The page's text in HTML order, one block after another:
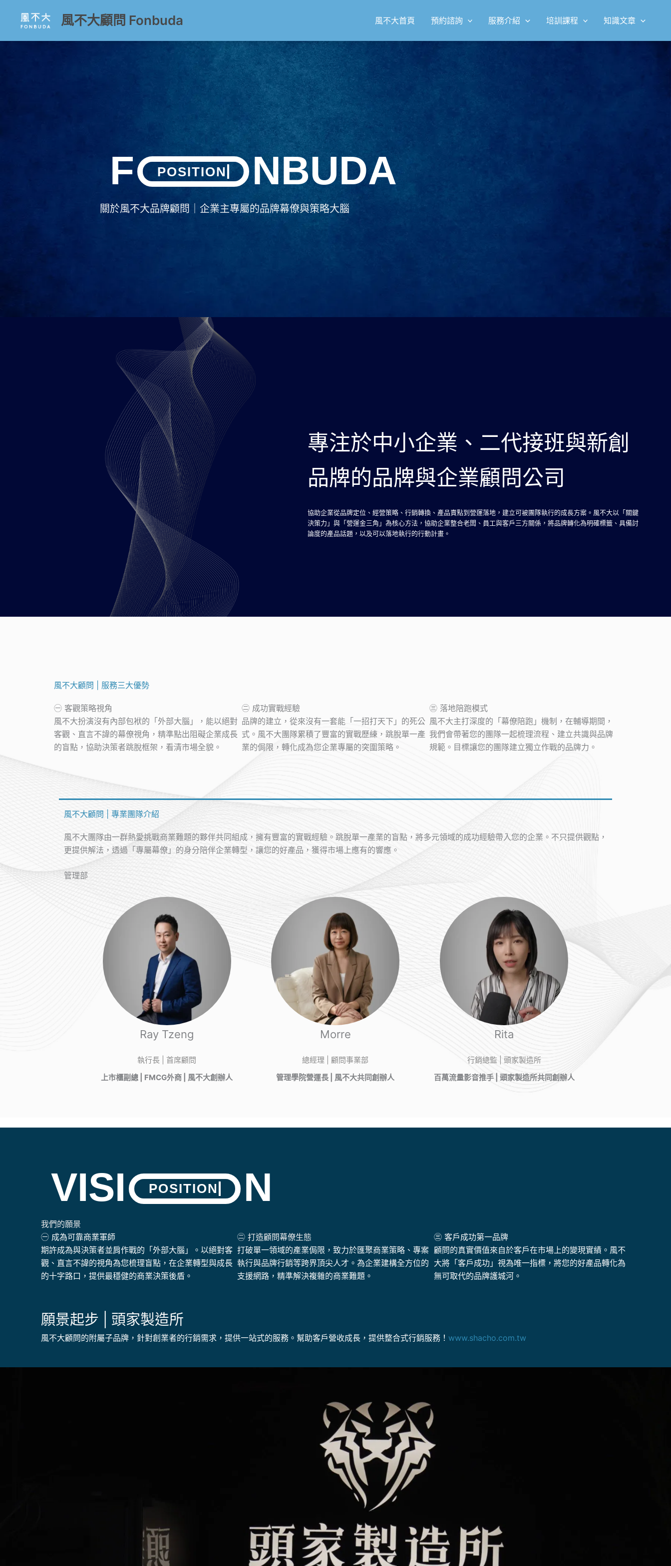
風不大顧問 Fonbuda 風不大首頁 預約諮詢 服務介紹 培訓課程 知識文章
F POSITION NBUDA
關於風不大品牌顧問｜企業主專屬的品牌幕僚與策略大腦
專注於中小企業、二代接班與新創
品牌的品牌與企業顧問公司
協助企業從品牌定位、經營策略、行銷轉換、產品賣點到營運落地，建立可被團隊執行的成長方案。風不大以「關鍵
決策力」與「營運金三角」為核心方法，協助企業整合老闆、員工與客戶三方關係，將品牌轉化為明確標籤、具備討
論度的產品話題，以及可以落地執行的行動計畫。
風不大顧問 | 服務三大優勢
㊀ 客觀策略視角
風不大扮演沒有內部包袱的「外部大腦」，能以絕對
客觀、直言不諱的幕僚視角，精準點出阻礙企業成長
的盲點，協助決策者跳脫框架，看清市場全貌。
㊁ 成功實戰經驗
品牌的建立，從來沒有一套能「一招打天下」的死公
式。風不大團隊累積了豐富的實戰歷練，跳脫單一產
業的侷限，轉化成為您企業專屬的突圍策略。
㊂ 落地陪跑模式
風不大主打深度的「幕僚陪跑」機制，在輔導期間，
我們會帶著您的團隊一起梳理流程、建立共識與品牌
規範。目標讓您的團隊建立獨立作戰的品牌力。
風不大顧問 | 專業團隊介紹
風不大團隊由一群熱愛挑戰商業難題的夥伴共同組成，擁有豐富的實戰經驗。跳脫單一產業的盲點，將多元領域的成功經驗帶入您的企業。不只提供觀點，
更提供解法，透過「專屬幕僚」的身分陪伴企業轉型，讓您的好產品，獲得市場上應有的響應。
管理部
Ray Tzeng
執行長 | 首席顧問
上市櫃副總 | FMCG外商 | 風不大創辦人
Morre
總經理 | 顧問事業部
管理學院營運長 | 風不大共同創辦人
Rita
行銷總監 | 頭家製造所
百萬流量影音推手 | 頭家製造所共同創辦人
VISI POSITION N
我們的願景
㊀ 成為可靠商業軍師
期許成為與決策者並肩作戰的「外部大腦」。以絕對客
觀、直言不諱的視角為您梳理盲點，在企業轉型與成長
的十字路口，提供最穩健的商業決策後盾。
㊁ 打造顧問幕僚生態
打破單一領域的產業侷限，致力於匯聚商業策略、專案
執行與品牌行銷等跨界頂尖人才。為企業建構全方位的
支援網路，精準解決複雜的商業難題。
㊂ 客戶成功第一品牌
顧問的真實價值來自於客戶在市場上的變現實績。風不
大將「客戶成功」視為唯一指標，將您的好產品轉化為
無可取代的品牌護城河。
願景起步 | 頭家製造所
風不大顧問的附屬子品牌，針對創業者的行銷需求，提供一站式的服務。幫助客戶營收成長，提供整合式行銷服務！ www.shacho.com.tw